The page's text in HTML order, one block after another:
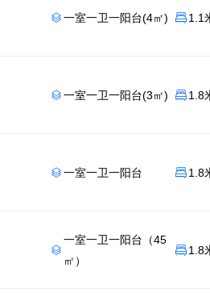
 一室一卫一阳台(4㎡)  1.1
 一室一卫一阳台(3㎡)  1.8
 一室一卫一阳台  1.8

一室一卫一阳台（45
㎡）
 1.8